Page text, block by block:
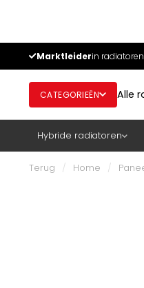
Marktleiderin
CATEGORIEËN Alle
Hybride radiatoren
Terug / Home /